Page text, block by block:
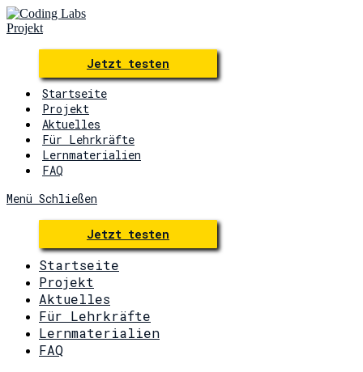
Zum
Inhalt
Jetzt testen
Startseite
Projekt
Aktuelles
Für Lehrkräfte
Lernmaterialien
FAQ
Menü Schließen
Jetzt testen
Startseite
Projekt
Aktuelles
Für Lehrkräfte
Lernmaterialien
FAQ